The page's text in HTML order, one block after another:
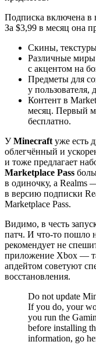
Подписка включена в
За $3,99 в месяц она
Скины,
Различные
с акцентом на
Предметы для
у пользователя,
Контент в
месяц. Первый
бесплатно.
УMinecraft уже есть
облегчённый и
и тоже предлагает
Marketplace Pass
в одиночку, а Realms
в версию подписки
Marketplace Pass.
Видимо, в честь
патч. И что-то пошло
рекомендует не
приложение Xbox —
апдейтом советуют
восстановления.
Do not update
If you do, your
you run the
before installing
information, go